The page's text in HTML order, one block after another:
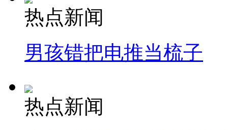
热点新闻
男孩错把电推当梳子
热点新闻